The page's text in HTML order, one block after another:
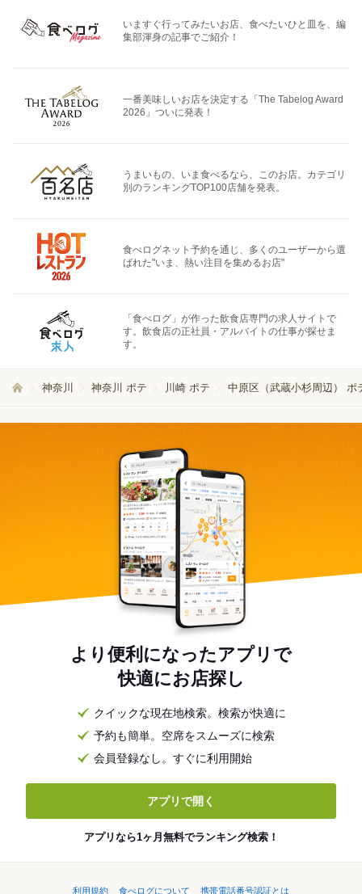
いますぐ行ってみたいお店、食べたいひと皿を、編
集部渾身の記事でご紹介！
一番美味しいお店を決定する「The Tabelog Award
2026」ついに発表！
うまいもの、いま食べるなら、このお店。カテゴリ
別のランキングTOP100店舗を発表。
食べログネット予約を通じ、多くのユーザーから選
ばれた"いま、熱い注目を集めるお店"
「食べログ」が作った飲食店専門の求人サイトで
す。飲食店の正社員・アルバイトの仕事が探せま
す。
神奈川 神奈川 ポテ 川崎 ポテ 中原区（武蔵小杉周辺） ポ
より便利になったアプリで
快適にお店探し
クイックな現在地検索。検索が快適に
予約も簡単。空席をスムーズに検索
会員登録なし。すぐに利用開始
アプリで開く
アプリなら1ヶ月無料でランキング検索！
利用規約 食べログについて 携帯電話番号認証とは